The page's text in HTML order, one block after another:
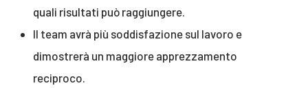
quali risultati può raggiungere.
Il team avrà più soddisfazione sul lavoro e
dimostrerà un maggiore apprezzamento
reciproco.